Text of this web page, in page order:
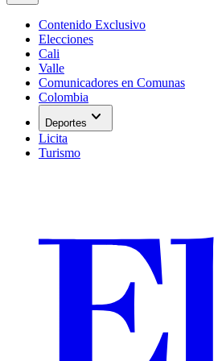
Contenido Exclusivo
Elecciones
Cali
Valle
Comunicadores en Comunas
Colombia
Deportes expand_more
Licita
Turismo